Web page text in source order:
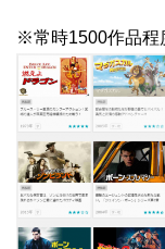
※常時1500作品程